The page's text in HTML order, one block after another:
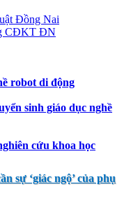
Đồng Nai
CĐKT ĐN
robot di động
sinh giáo dục nghề
cứu khoa học
sự ‘giác ngộ’ của phụ